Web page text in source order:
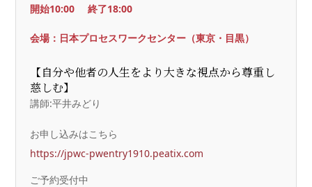
開始10:00
終了18:00
会場：日本プロセスワークセンター（東京・目黒）
【自分や他者の人生をより大きな視点から尊重し
慈しむ】
講師:平井みどり
お申し込みはこちら
https://jpwc-pwentry1910.peatix.com
ご予約受付中